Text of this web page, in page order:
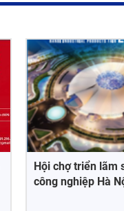
Hội chợ triển lãm
công nghiệp Hà